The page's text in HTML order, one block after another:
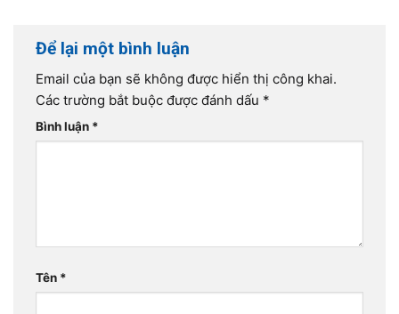
Để lại một bình luận
Email của bạn sẽ không được hiển thị công khai.
Các trường bắt buộc được đánh dấu *
Bình luận *
Tên *